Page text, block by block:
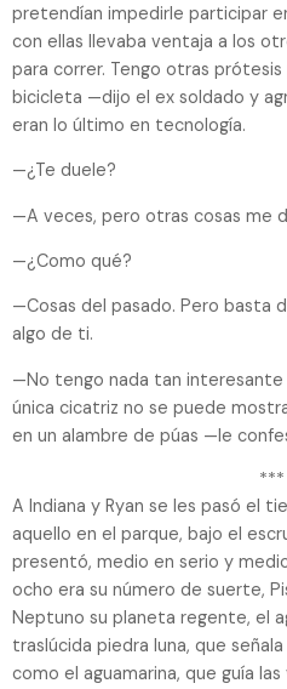
pretendían impedirle participar
con ellas llevaba ventaja a los
para correr. Tengo otras prótesis
bicicleta —dijo el ex soldado y
eran lo último en tecnología.
—¿Te duele?
—A veces, pero otras cosas me
—¿Como qué?
—Cosas del pasado. Pero basta
algo de ti.
—No tengo nada tan interesante
única cicatriz no se puede
en un alambre de púas —le
***
A Indiana y Ryan se les pasó el
aquello en el parque, bajo el
presentó, medio en serio y
ocho era su número de suerte,
Neptuno su planeta regente, el
traslúcida piedra luna, que
como el aguamarina, que guía